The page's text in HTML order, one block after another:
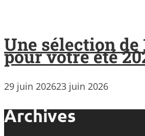
Une sélection de
pour votre été
29 juin 202623 juin 2026
Archives